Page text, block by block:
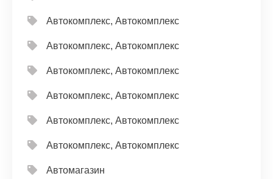
Автокомплекс, Автокомплекс
Автокомплекс, Автокомплекс
Автокомплекс, Автокомплекс
Автокомплекс, Автокомплекс
Автокомплекс, Автокомплекс
Автокомплекс, Автокомплекс
Автомагазин